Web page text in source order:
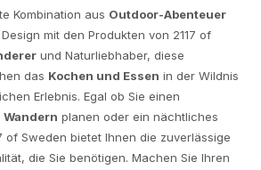
Kombination aus Outdoor-Abenteuer
mit den Produkten von 2117 of
und Naturliebhaber, diese
das Kochen und Essen in der Wildnis
Erlebnis. Egal ob Sie einen
Wandern planen oder ein nächtliches
of Sweden bietet Ihnen die zuverlässige
die Sie benötigen. Machen Sie Ihren